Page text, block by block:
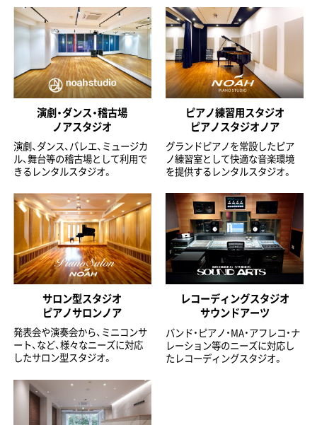
演劇・ダンス・稽古場
ノアスタジオ
演劇、ダンス、バレエ、ミュージカ
ル、舞台等の稽古場として利用で
きるレンタルスタジオ。
ピアノ練習用スタジオ
ピアノスタジオノア
グランドピアノを常設したピア
ノ練習室として快適な音楽環境
を提供するレンタルスタジオ。
サロン型スタジオ
ピアノサロンノア
発表会や演奏会から、ミニコンサ
ート、など、様々なニーズに対応
したサロン型スタジオ。
レコーディングスタジオ
サウンドアーツ
バンド・ピアノ・MA・アフレコ・ナ
レーション等のニーズに対応し
たレコーディングスタジオ。